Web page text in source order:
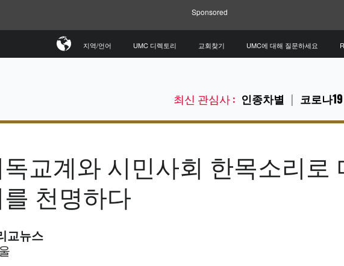
Sponsored
최신 관심사 : 인종차별 코로나19
지역/언어 UMC 디렉토리 교회찾기 UMC에 대해 질문하세요
교계와 시민사회 한목소리로
천명하다
교뉴스